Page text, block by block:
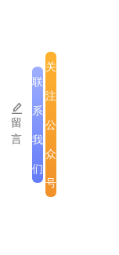
留
言
联
系
我
们
关
注
公
众
号